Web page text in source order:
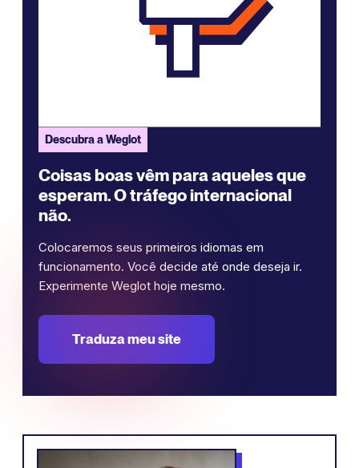
Descubra a Weglot
Coisas boas vêm para aqueles que
esperam. O tráfego internacional
não.
Colocaremos seus primeiros idiomas em
funcionamento. Você decide até onde deseja ir.
Experimente Weglot hoje mesmo.
Traduza meu site